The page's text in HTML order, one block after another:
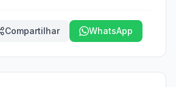
Compartilhar WhatsApp